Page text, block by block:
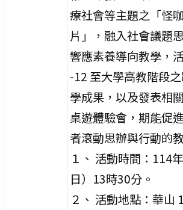
療社會等主題之「怪
片」，融入社會議題
響應素養導向教學，
-12 至大學高教階段
學成果，以及發表相
桌遊體驗會，期能促
者滾動思辦與行動的
１、 活動時間：114
日）13時30分。
２、 活動地點：華山